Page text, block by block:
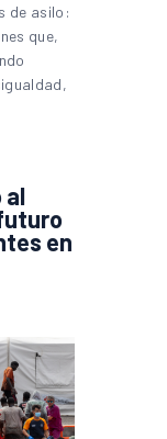
de asilo:
que,
al
en